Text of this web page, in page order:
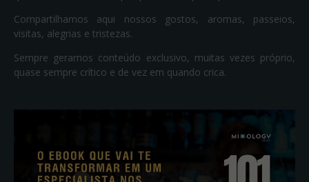
Compartilhamos aqui nossos gostos, aromas, passeios,
visitas, alegrias e tristezas.
Sempre geramos conteúdo exclusivo, muitas vezes próprio,
quase sempre crítico e de vez em quando crica.